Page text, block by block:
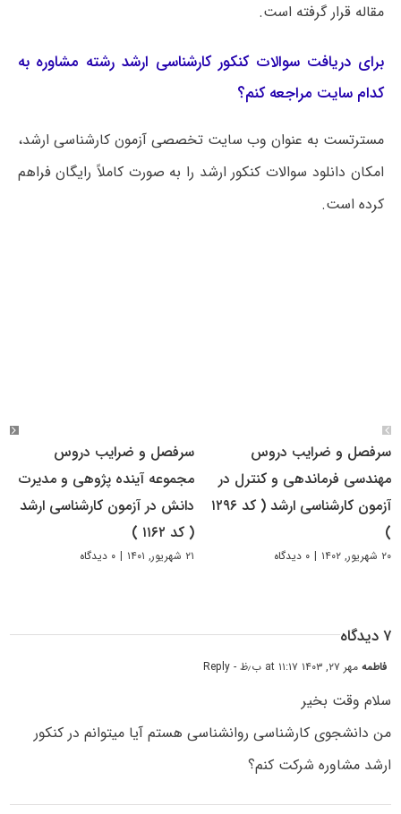
مقاله قرار گرفته است.
برای دریافت سوالات کنکور کارشناسی ارشد رشته مشاوره به
کدام سایت مراجعه کنم؟
مسترتست به عنوان وب سایت تخصصی آزمون کارشناسی ارشد،
امکان دانلود سوالات کنکور ارشد را به صورت کاملاً رایگان فراهم
کرده است.
سرفصل و ضرایب دروس
مهندسی فرماندهی و کنترل در
آزمون کارشناسی ارشد ( کد ۱۲۹۶
)
۲۰ شهریور, ۱۴۰۲ | ۰ دیدگاه
سرفصل و ضرایب دروس
مجموعه آینده پژوهی و مدیرت
دانش در آزمون کارشناسی ارشد
( کد ۱۱۶۲ )
۲۱ شهریور, ۱۴۰۱ | ۰ دیدگاه
۷ دیدگاه
فاطمهمهر ۲۷, ۱۴۰۳ at ۱۱:۱۷ ب٫ظ - Reply
سلام وقت بخیر
من دانشجوی کارشناسی روانشناسی هستم آیا میتوانم در کنکور
ارشد مشاوره شرکت کنم؟